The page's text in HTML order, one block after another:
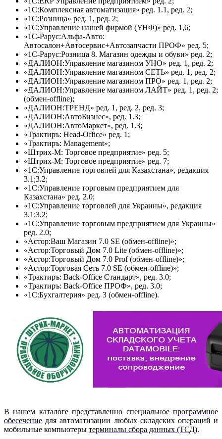
«1С:Комплексная автоматизация» ред. 1.1, ред. 2;
«1С:Розница» ред. 1, ред. 2;
«1С:Управление нашей фирмой (УНФ)» ред. 1,6;
«1С-Рарус:Альфа-Авто:
Автосалон+Автосервис+Автозапчасти ПРОФ» ред. 5;
«1С-Рарус:Розница 8. Магазин одежды и обуви» ред. 2;
«ДАЛИОН:Управление магазином УНО» ред. 1, ред. 2;
«ДАЛИОН:Управление магазином СЕТЬ» ред. 1, ред. 2;
«ДАЛИОН:Управление магазином ПРО» ред. 1, ред. 2;
«ДАЛИОН:Управление магазином ЛАЙТ» ред. 1, ред. 2;
(обмен-offline);
«ДАЛИОН:ТРЕНД» ред. 1, ред. 2, ред. 3;
«ДАЛИОН:АвтоБизнес», ред. 1.3;
«ДАЛИОН:АвтоМаркет», ред. 1.3;
«Трактиръ: Head-Office» ред. 1;
«Трактиръ: Management»;
«Штрих-М: Торговое предприятие» ред. 5;
«Штрих-М: Торговое предприятие» ред. 7;
«1С:Управление торговлей для Казахстана», редакция
3.1;3.2;
«1С:Управление торговым предприятием для
Казахстана» ред. 2.0;
«1С:Управление торговлей для Украины», редакция
3.1;3.2;
«1С:Управление торговым предприятием для Украины»
ред. 2.0;
«Астор:Ваш Магазин 7.0 SE (обмен-offline)»;
«Астор:Торговый Дом 7.0 Lite (обмен-offline)»;
«Астор:Торговый Дом 7.0 Prof (обмен-offline)»;
«Астор:Торговая Сеть 7.0 SE (обмен-offline)»;
«Трактиръ: Back-Office Стандарт», ред. 3.0;
«Трактиръ: Back-Office ПРОФ», ред. 3.0;
«1С:Бухгалтерия» ред. 3 (обмен-offline).
В нашем каталоге представленно специальное программное
обесечение для автоматизации любых складских операций и
мобильные компьютеры терминалы сбора данных (ТСД).